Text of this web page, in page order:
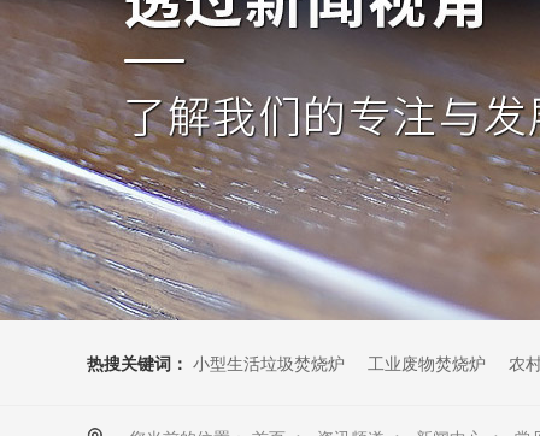
热搜关键词： 小型生活垃圾焚烧炉 工业废物焚烧炉 农